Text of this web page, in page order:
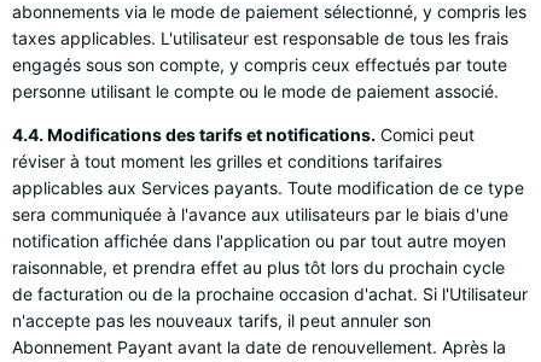
abonnements via le mode de paiement sélectionné, y compris les
taxes applicables. L'utilisateur est responsable de tous les frais
engagés sous son compte, y compris ceux effectués par toute
personne utilisant le compte ou le mode de paiement associé.
4.4. Modifications des tarifs et notifications. Comici peut
réviser à tout moment les grilles et conditions tarifaires
applicables aux Services payants. Toute modification de ce type
sera communiquée à l'avance aux utilisateurs par le biais d'une
notification affichée dans l'application ou par tout autre moyen
raisonnable, et prendra effet au plus tôt lors du prochain cycle
de facturation ou de la prochaine occasion d'achat. Si l'Utilisateur
n'accepte pas les nouveaux tarifs, il peut annuler son
Abonnement Payant avant la date de renouvellement. Après la